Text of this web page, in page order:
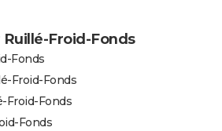
Ruillé-Froid-Fonds
Fonds
Froid-Fonds
Froid-Fonds
Fonds